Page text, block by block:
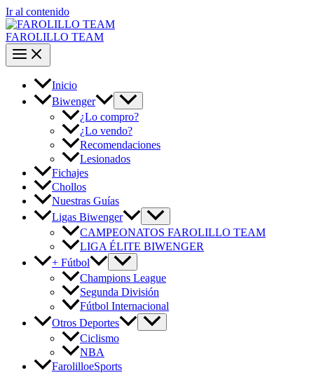
Ir al contenido
FAROLILLO TEAM
Inicio
Biwenger
¿Lo compro?
¿Lo vendo?
Recomendaciones
Lesionados
Fichajes
Chollos
Nuestras Guías
Ligas Biwenger
CAMPEONATOS FAROLILLO TEAM
LIGA ÉLITE BIWENGER
+ Fútbol
Champions League
Segunda División
Fútbol Internacional
Otros Deportes
Ciclismo
NBA
FarolilloeSports